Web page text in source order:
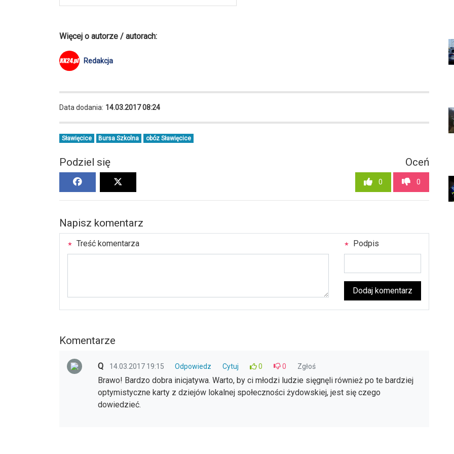
Więcej o autorze / autorach:
Redakcja
Data dodania: 14.03.2017 08:24
Sławięcice Bursa Szkolna obóz Sławięcice
Podziel się Oceń
0 0
Napisz komentarz
Treść komentarza Podpis
Dodaj komentarz
Komentarze
Q 14.03.2017 19:15 Odpowiedz Cytuj 0 0 Zgłoś
Brawo! Bardzo dobra inicjatywa. Warto, by ci młodzi ludzie sięgnęli również po te bardziej
optymistyczne karty z dziejów lokalnej społeczności żydowskiej, jest się czego
dowiedzieć.